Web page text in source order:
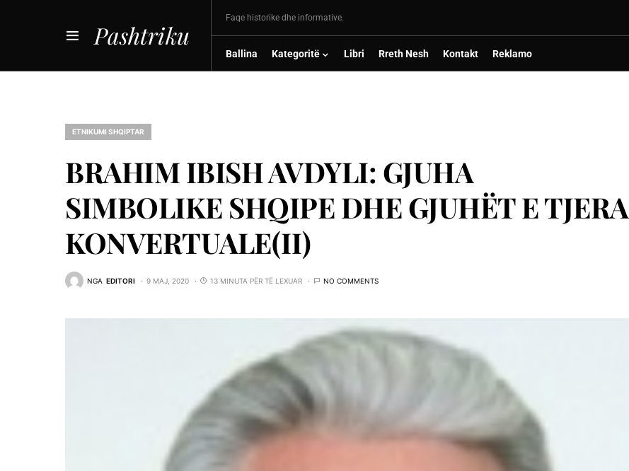
Pashtriku
Faqe historike dhe informative.
Ballina Kategoritë Libri Rreth Nesh Kontakt Reklamo
ETNIKUMI SHQIPTAR
BRAHIM IBISH AVDYLI: GJUHA
SIMBOLIKE SHQIPE DHE GJUHËT E TJERA
KONVERTUALE(II)
NGA EDITORI 9 MAJ, 2020 13 MINUTA PËR TË LEXUAR NO COMMENTS